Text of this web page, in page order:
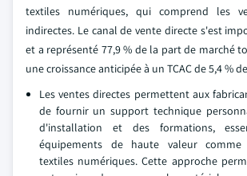
textiles numériques, qui comprend les
indirectes. Le canal de vente directe s'est
et a représenté 77,9 % de la part de marché
une croissance anticipée à un TCAC de 5,4 %
Les ventes directes permettent aux
de fournir un support technique
d'installation et des formations,
équipements de haute valeur comme
textiles numériques. Cette approche